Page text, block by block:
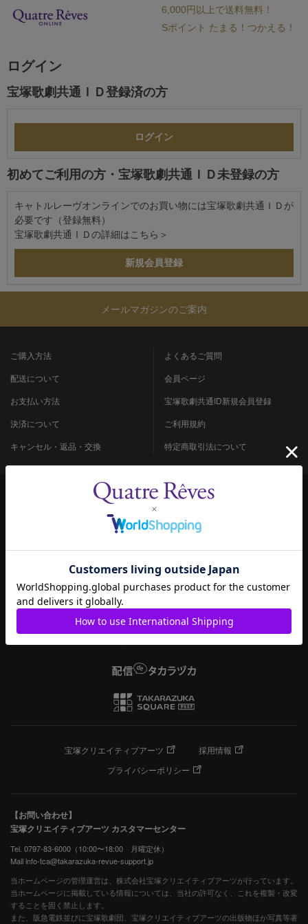
6,000円以上で送料無料！
Sポイント たまる！つかえる！
ログイン
宝塚歌劇共通ＩＤ登録済の方
初めてご利用の方・宝塚歌劇共通ＩＤ未登録の方
キャトルレーヴオンラインでのお買い物には宝塚歌劇共通ＩＤが
必要です（登録無料）
宝塚歌劇共通ＩＤの詳細は こちら＞
メールマガジンのご案内
ご購入方法
配送について
お支払い方法
決済について
キャンセル・返品・交換
よくあるご質問
会員ページ
宝塚歌劇共通ID新規会員登録
ご利用規約
特定商取引法について
宝塚クリエイティブアーツ
採用情報
プライバシーポリシー
【お問い合わせ】
宝塚クリエイティブアーツ カスタマーセンター
Tel. 0797-83-6000（10:00〜18:00 月曜定休）
Mail info-tca@takarazuka-revue-support.jp
当ホームページの管理運営は、株式会社宝塚クリエイティブアーツが行っています。
当ホームページに掲載している情報については、当社の許可なく、これを複製・改変
することを固く禁止します。
また、阪急電鉄並びに宝塚歌劇団、宝塚クリエイティブアーツの出版物ほか写真等著